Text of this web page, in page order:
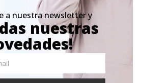
a nuestra newsletter y
nuestras